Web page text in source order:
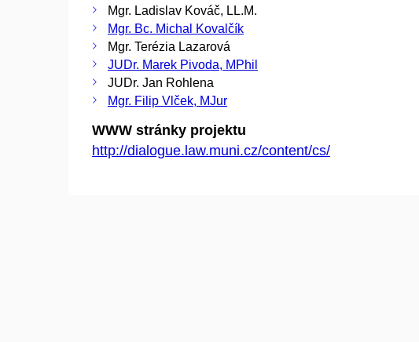
Mgr. Ladislav Kováč, LL.M.
Mgr. Bc. Michal Kovalčík
Mgr. Terézia Lazarová
JUDr. Marek Pivoda, MPhil
JUDr. Jan Rohlena
Mgr. Filip Vlček, MJur
WWW stránky projektu
http://dialogue.law.muni.cz/content/cs/